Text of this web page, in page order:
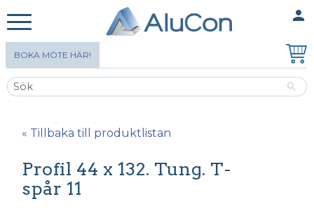
person
BOKA MÖTE HÄR!
« Tillbaka till produktlistan
Profil 44 x 132. Tung. T-
spår 11